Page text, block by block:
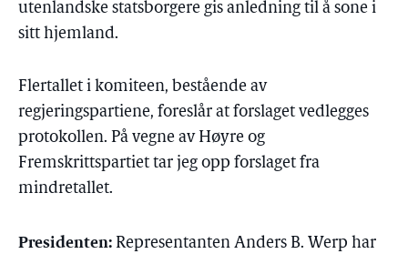
utenlandske statsborgere gis anledning til å sone i
sitt hjemland.
Flertallet i komiteen, bestående av
regjeringspartiene, foreslår at forslaget vedlegges
protokollen. På vegne av Høyre og
Fremskrittspartiet tar jeg opp forslaget fra
mindretallet.
Presidenten: Representanten Anders B. Werp har